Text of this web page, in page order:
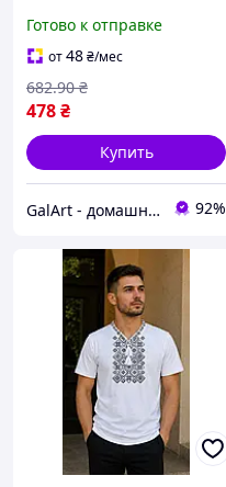
коротким рукавом
украинская вышиванка
Гал1
Готово к отправке
от48₴/мес
478₴
682.90 ₴
Купить
GalArt - домашний уют 92%